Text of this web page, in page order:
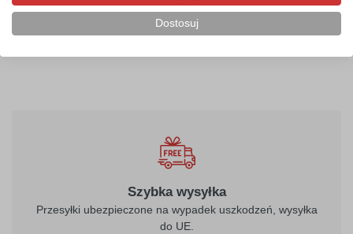
kurierska zostanie wysłana na wskazany adres, a jej
doręczenie zajmie maksymalnie 2 dni robocze od
Szybka wysyłka
Przesyłki ubezpieczone na wypadek uszkodzeń, wysyłka
do UE.
Dostosuj